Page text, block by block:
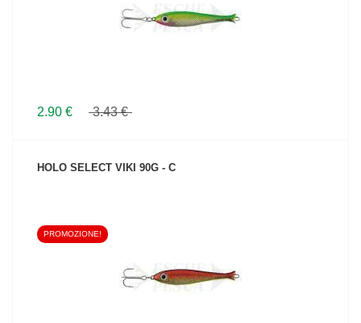
2.90 € 3.43 €
HOLO SELECT VIKI 90G - C
PROMOZIONE!